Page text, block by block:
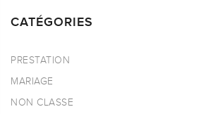
CATÉGORIES
PRESTATION
MARIAGE
NON CLASSE